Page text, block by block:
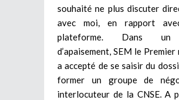
souhaité ne plus discuter
avec moi, en rapport
plateforme. Dans un
d’apaisement, SEM le
a accepté de se saisir du
former un groupe de
interlocuteur de la CNSE. A